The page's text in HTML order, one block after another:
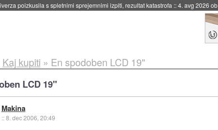
agencija razvija svojo raketo za večkratno uporabo::4. avg 2026 ob 19:41
Kaj kupiti » En spodoben LCD 19"
LCD 19"
Makina
::8. dec 2006, 20:49